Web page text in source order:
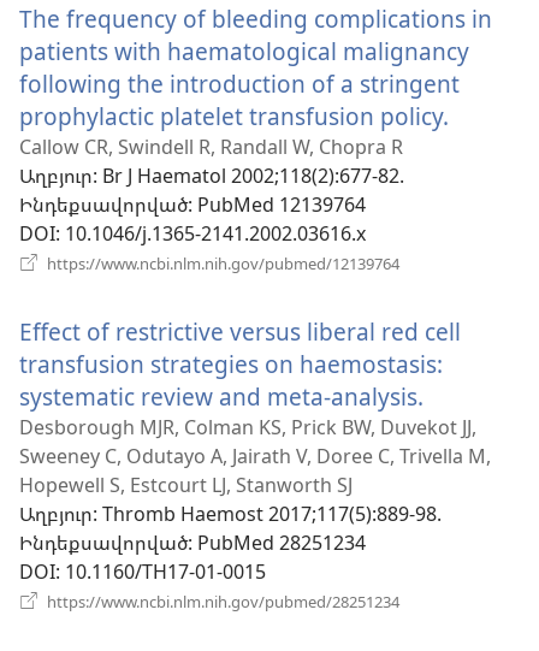
պատուհան)
The frequency of bleeding complications in
patients with haematological malignancy
following the introduction of a stringent
prophylactic platelet transfusion policy.
Callow CR, Swindell R, Randall W, Chopra R
Աղբյուր‎: Br J Haematol 2002;118(2):677-82.
Ինդեքսավորված‎: PubMed 12139764
DOI‎: 10.1046/j.1365-2141.2002.03616.x
https://www.ncbi.nlm.nih.gov/pubmed/12139764
պատուհան)
Effect of restrictive versus liberal red cell
transfusion strategies on haemostasis:
systematic review and meta-analysis.
է
նոր
Desborough MJR, Colman KS, Prick BW, Duvekot JJ,
Sweeney C, Odutayo A, Jairath V, Doree C, Trivella M,
Hopewell S, Estcourt LJ, Stanworth SJ
Աղբյուր‎: Thromb Haemost 2017;117(5):889-98.
Ինդեքսավորված‎: PubMed 28251234
DOI‎: 10.1160/TH17-01-0015
https://www.ncbi.nlm.nih.gov/pubmed/28251234